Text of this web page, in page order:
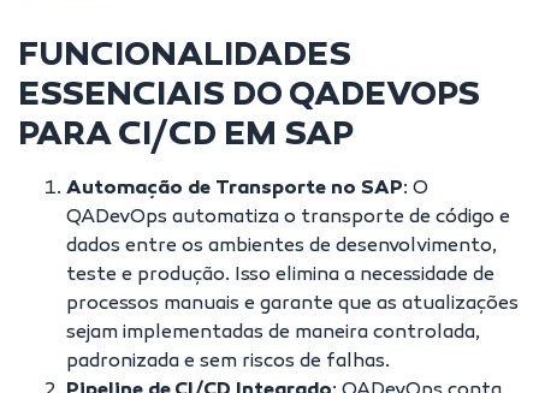
FUNCIONALIDADES
ESSENCIAIS DO QADEVOPS
PARA CI/CD EM SAP
Automação de Transporte no SAP: O
QADevOps automatiza o transporte de código e
dados entre os ambientes de desenvolvimento,
teste e produção. Isso elimina a necessidade de
processos manuais e garante que as atualizações
sejam implementadas de maneira controlada,
padronizada e sem riscos de falhas.